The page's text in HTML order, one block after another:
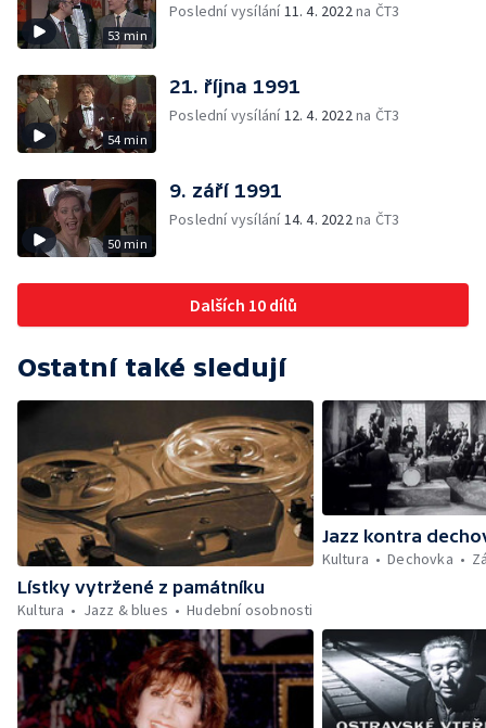
53 min
Poslední vysílání11. 4. 2022na ČT3
54 min
21. října 1991
Poslední vysílání12. 4. 2022na ČT3
50 min
9. září 1991
Poslední vysílání14. 4. 2022na ČT3
Dalších 10 dílů
Ostatní také sledují
Lístky vytržené z památníku
Kultura
Jazz & blues Hudební osobnosti
Jazz kontra
Kultura
Dechovka